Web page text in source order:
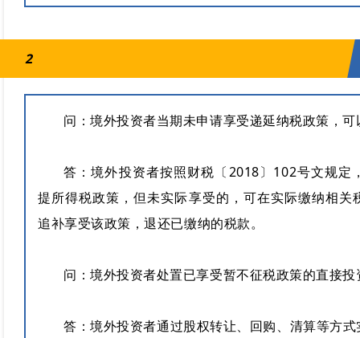
2
问：境外投资者当期未申请享受递延纳税政策，
答：境外投资者按照财税〔2018〕102号文规定
提所得税政策，但未实际享受的，可在实际缴纳相关
追补享受该政策，退还已缴纳的税款。
问：境外投资者处置已享受暂不征税政策的直接
答：境外投资者通过股权转让、回购、清算等方